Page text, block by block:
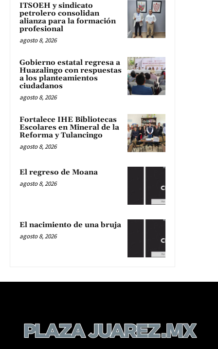
ITSOEH y sindicato
petrolero consolidan
alianza para la formación
profesional
agosto 8, 2026
Gobierno estatal regresa a
Huazalingo con respuestas
a los planteamientos
ciudadanos
agosto 8, 2026
Fortalece IHE Bibliotecas
Escolares en Mineral de la
Reforma y Tulancingo
agosto 8, 2026
El regreso de Moana
agosto 8, 2026
El nacimiento de una bruja
agosto 8, 2026